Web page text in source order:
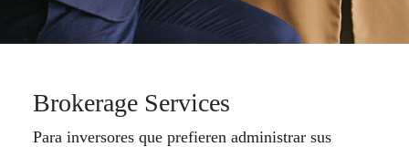
Brokerage Services
Para inversores que prefieren administrar sus